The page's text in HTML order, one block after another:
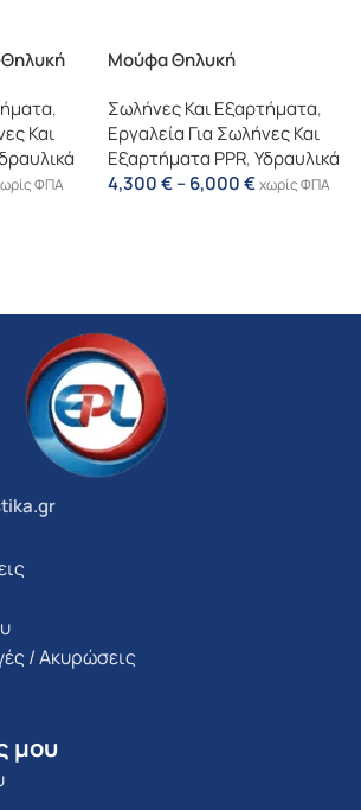
,
Και
ΦΠΑ
Μούφα Θηλυκή
Σωλήνες Και Εξαρτήματα,
Εργαλεία Για Σωλήνες Και
Εξαρτήματα PPR,Υδραυλικά
4,300€–6,000€χωρίς ΦΠΑ
/ Ακυρώσεις
μου